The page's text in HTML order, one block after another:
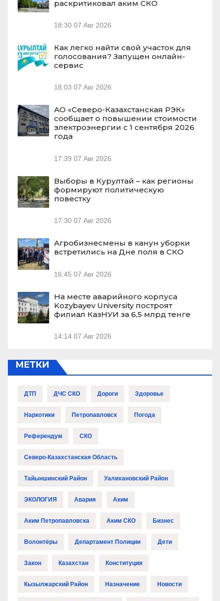
раскритиковал аким СКО
18:30 07 Авг 2026
Как легко найти свой участок для
голосования? Запущен онлайн-
сервис
18:03 07 Авг 2026
АО «Северо-Казахстанская РЭК»
сообщает о повышении стоимости
электроэнергии с 1 сентября 2026
года
17:39 07 Авг 2026
Выборы в Курултай – как регионы
формируют политическую
повестку
17:30 07 Авг 2026
Агробизнесмены в канун уборки
встретились на Дне поля в СКО
16:45 07 Авг 2026
На месте аварийного корпуса
Kozybayev University построят
филиал КазНУИ за 6,5 млрд тенге
14:14 07 Авг 2026
МЕТКИ
ДТП ДЧС СКО Дороги Здоровье
Наркотики Петропавловск Погода
Референдум СКО
Северо-Казахстанская Область
Тайыншинский Район Уалихановский Район
ЭКОЛОГИЯ Авария Аким
Аким Петропавловска Аким СКО Бизнес
Волонтёры Департамент Полиции Дети
Закон Казахстан Конституция
Кызылжарский Район Назначение Новости